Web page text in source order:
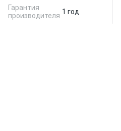
Гарантия
производителя 1 год